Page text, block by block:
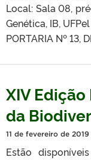
Local: Sala 08,
Genética, IB, UFPel
PORTARIA Nº 13,
XIV
da
11 de fevereiro de 2019
Estão